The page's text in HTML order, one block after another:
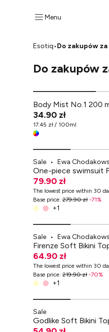
Menu
Esotiq•Do zakupów za
Do zakupów
Body Mist No.1 200
34.90 zł
17.45 zł / 100ml
Sale • Ewa
One-piece swimsuit
79.90 zł
The lowest price within 30
Base price: 279.90 zł -71%
+1
Sale • Ewa
Firenze Soft Bikini
64.90 zł
The lowest price within 30
Base price: 219.90 zł -70%
+1
Sale
Godlike Soft Bikini